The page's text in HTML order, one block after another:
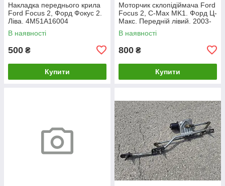
Накладка переднього крила
Ford Focus 2, Форд Фокус 2.
Ліва. 4M51A16004
В наявності
500 ₴
Купити
Моторчик склопідіймача Ford
Focus 2, C-Max MK1. Форд Ц-
Макс. Передній лівий. 2003-
2007. 981405110.
В наявності
800 ₴
Купити